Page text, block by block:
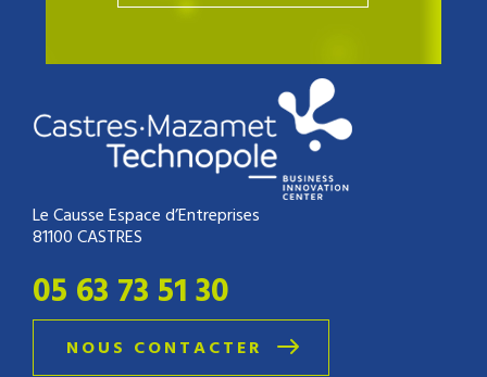
Le Causse Espace d’Entreprises
81100 CASTRES
05 63 73 51 30
NOUS CONTACTER